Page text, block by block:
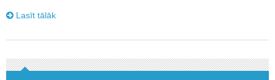
Lasīt tālāk